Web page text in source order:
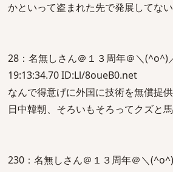
かといって盗まれた先で発展してな
28：名無しさん＠１３周年＠＼(^o^)
19:13:34.70 ID:Ll/8oueB0.net
なんで得意げに外国に技術を無償提供
日中韓朝、そろいもそろってクズと馬
230：名無しさん＠１３周年＠＼